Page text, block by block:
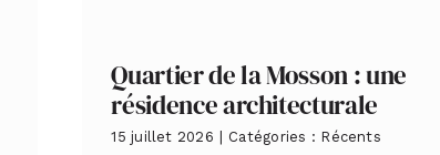
Quartier de la Mosson : une
résidence architecturale
15 juillet 2026 | Catégories : Récents